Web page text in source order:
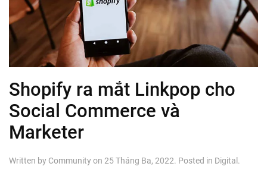
Shopify ra mắt Linkpop cho
Social Commerce và
Marketer
Written by Communityon 25 Tháng Ba, 2022. Posted in Digital .